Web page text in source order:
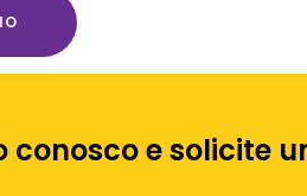
conosco e solicite